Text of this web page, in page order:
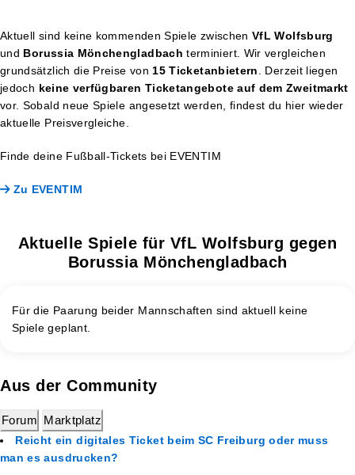
Aktuell sind keine kommenden Spiele zwischenVfL Wolfsburg
und Borussia Mönchengladbach terminiert. Wir vergleichen
grundsätzlich die Preise von15 Ticketanbietern. Derzeit liegen
jedoch keine verfügbaren Ticketangebote auf dem Zweitmarkt
vor. Sobald neue Spiele angesetzt werden, findest du hier wieder
aktuelle Preisvergleiche.
Finde deine Fußball-Tickets bei EVENTIM
Zu EVENTIM
Aktuelle Spiele für VfL Wolfsburg gegen
Borussia Mönchengladbach
Für die Paarung beider Mannschaften sind aktuell keine
Spiele geplant.
Aus der Community
Forum Marktplatz
Reicht ein digitales Ticket beim SC Freiburg oder muss
man es ausdrucken?